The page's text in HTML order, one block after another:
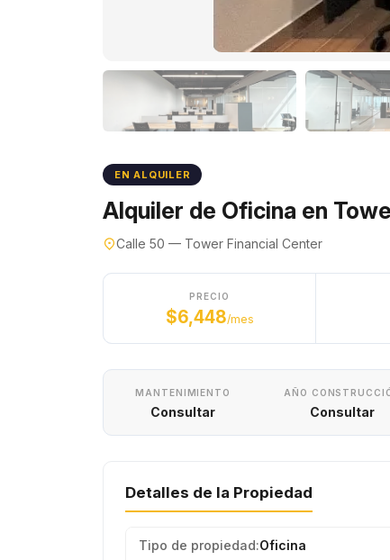
EN ALQUILER
Alquiler de Oficina en
Calle 50 — Tower Financial Center
PRECIO
$6,448/mes
MANTENIMIENTO
Consultar
AÑO
Consultar
Detalles de la Propiedad
Tipo de propiedad:Oficina